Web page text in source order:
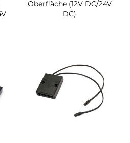
Oberfläche (12V DC/24V
DC)